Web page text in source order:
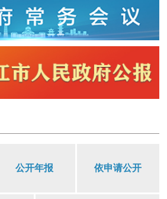
公开年报 依申请公开